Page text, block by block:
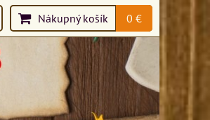
Nákupný košík 0 €